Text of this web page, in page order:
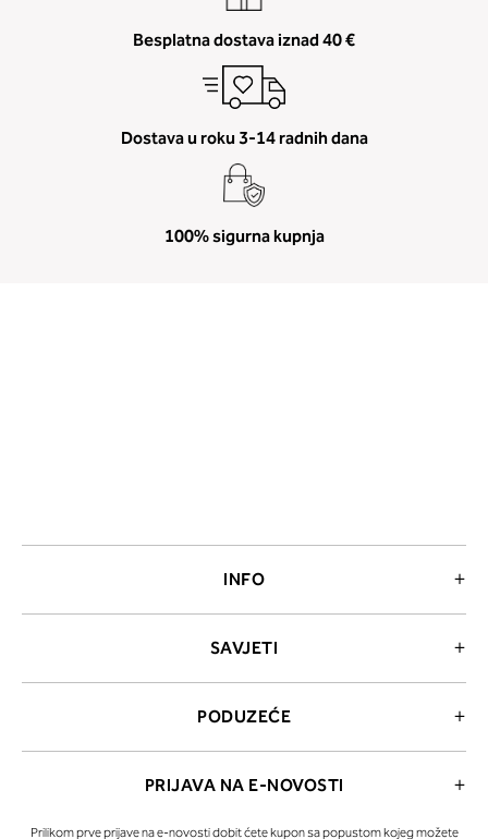
Besplatna dostava iznad 40 €
Dostava u roku 3-14 radnih dana
100% sigurna kupnja
INFO
SAVJETI
PODUZEĆE
PRIJAVA NA E-NOVOSTI
Prilikom prve prijave na e-novosti dobit ćete kupon sa popustom kojeg možete